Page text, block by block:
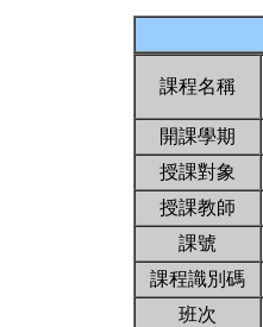
課程名稱
開課學期
授課對象
授課教師
課號
課程識別碼
班次